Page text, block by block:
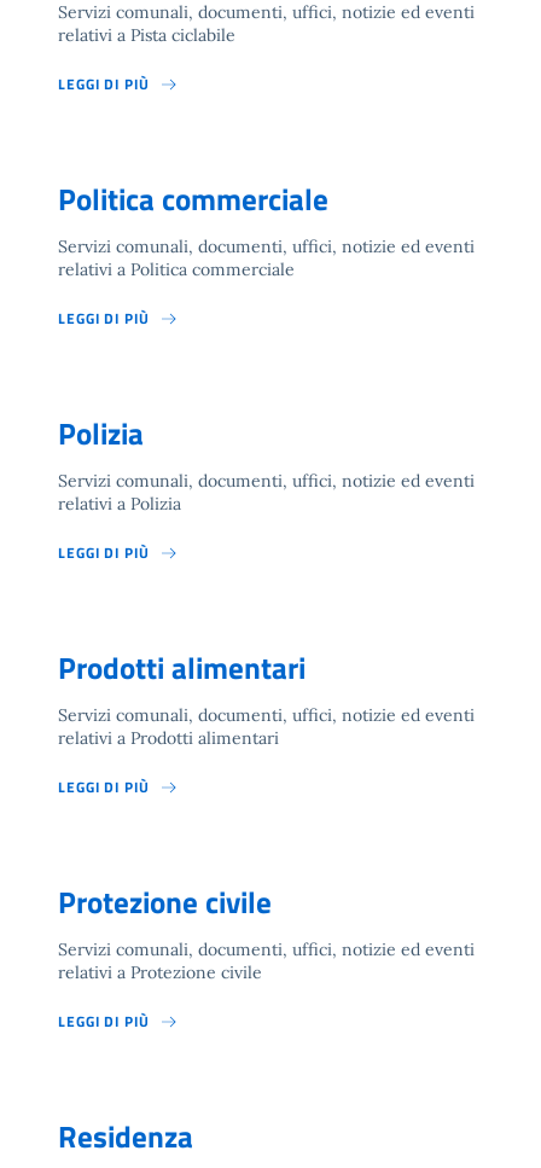
Servizi comunali, documenti, uffici, notizie ed eventi
relativi a Pista ciclabile
LEGGI DI PIÙ
Politica commerciale
Servizi comunali, documenti, uffici, notizie ed eventi
relativi a Politica commerciale
LEGGI DI PIÙ
Polizia
Servizi comunali, documenti, uffici, notizie ed eventi
relativi a Polizia
LEGGI DI PIÙ
Prodotti alimentari
Servizi comunali, documenti, uffici, notizie ed eventi
relativi a Prodotti alimentari
LEGGI DI PIÙ
Protezione civile
Servizi comunali, documenti, uffici, notizie ed eventi
relativi a Protezione civile
LEGGI DI PIÙ
Residenza